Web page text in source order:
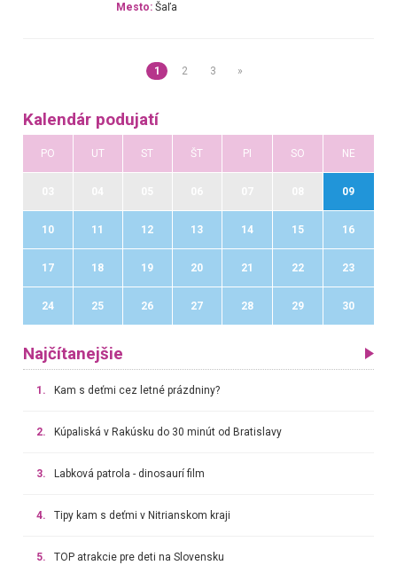
Mesto: Šaľa
1 2 3 »
Kalendár podujatí
PO UT ST ŠT PI SO NE
09
10 11 12 13 14 15 16
17 18 19 20 21 22 23
24 25 26 27 28 29 30
Najčítanejšie
1. Kam s deťmi cez letné prázdniny?
2. Kúpaliská v Rakúsku do 30 minút od Bratislavy
3. Labková patrola - dinosaurí film
4. Tipy kam s deťmi v Nitrianskom kraji
5. TOP atrakcie pre deti na Slovensku